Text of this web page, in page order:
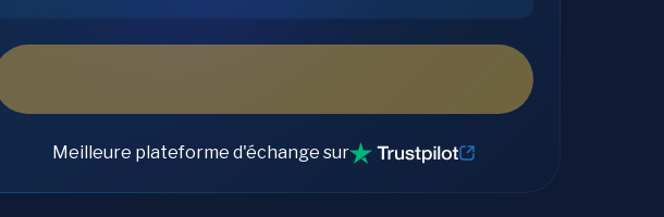
Meilleure plateforme d'échange sur